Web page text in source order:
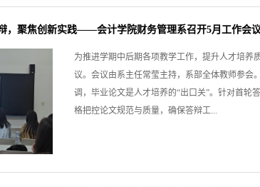
，聚焦创新实践——会计学院财务管理系召开5月工作会议
为推进学期中后期各项教学工作，提升人才培养
议。会议由系主任常莹主持，系部全体教师参会
调，毕业论文是人才培养的“出口关”。针对首轮
格把控论文规范与质量，确保答辩工...